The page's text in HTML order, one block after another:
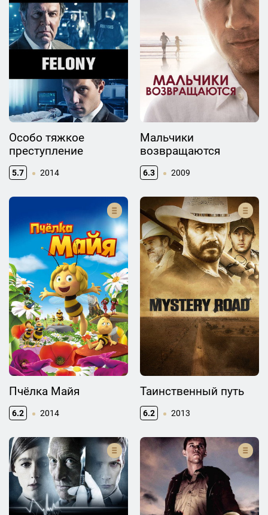
Особо тяжкое
преступление
5.7 2014
Мальчики
возвращаются
6.3 2009
Пчёлка Майя
6.2 2014
Таинственный путь
6.2 2013